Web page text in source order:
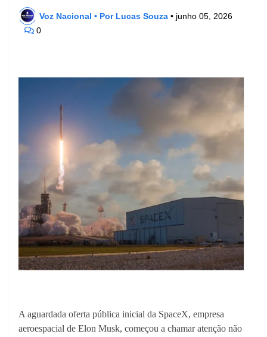
Voz Nacional • Por Lucas Souza • junho 05, 2026
0
A aguardada oferta pública inicial da SpaceX, empresa
aeroespacial de Elon Musk, começou a chamar atenção não